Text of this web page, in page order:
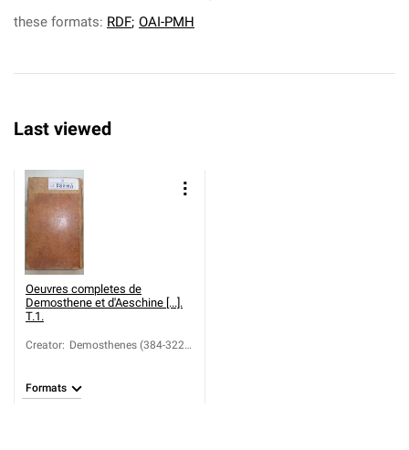
these formats: RDF; OAI-PMH
Last viewed
Oeuvres completes de
Demosthene et d'Aeschine [...].
T.1.
Creator: Demosthenes (384-322
Formats